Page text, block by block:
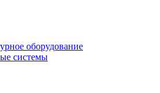
оборудование
системы